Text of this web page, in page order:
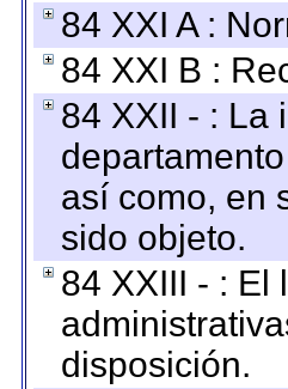
84 XXI A :
84 XXI B :
84 XXII - : La
así como, en
sido objeto.
84 XXIII - : El
disposición.